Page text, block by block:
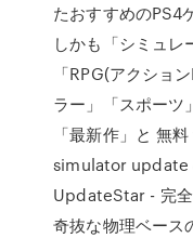
たおすすめのPS4
しかも「シミュレ
「RPG(アクショ
ラー」「スポーツ
「最新作」と
simulator update
UpdateStar - 完全
奇抜な物理ベース